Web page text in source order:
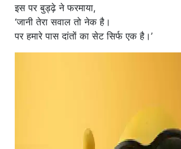
इस पर बुड्ढ़े ने फरमाया,
‘जानी तेरा सवाल तो नेक है।
पर हमारे पास दांतों का सेट सिर्फ एक है।’